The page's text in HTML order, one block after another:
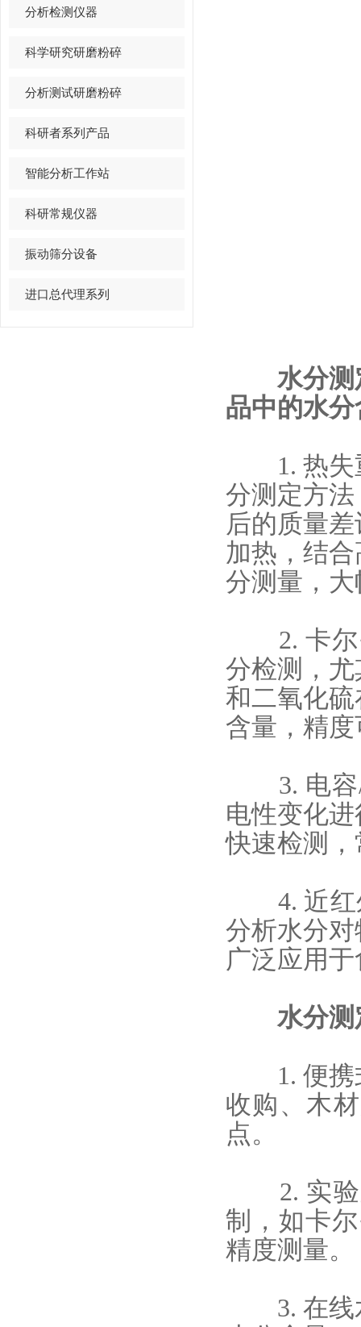
分析检测仪器
科学研究研磨粉碎
分析测试研磨粉碎
科研者系列产品
智能分析工作站
科研常规仪器
振动筛分设备
进口总代理系列
水分测
品中的水
1. 热失
分测定方
后的质量
加热，结
分测量，
2. 卡尔·
分检测，
和二氧化
含量，精
3. 电容/
电性变化
快速检测
4. 近红
分析水分
广泛应用
水分
1. 便携
收购、木
点。
2. 实验
制，如卡
精度测量。
3. 在线